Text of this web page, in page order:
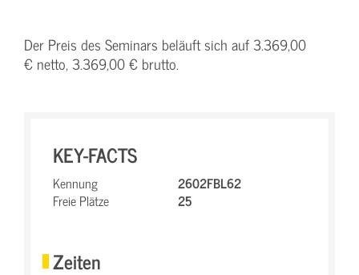
Der Preis des Seminars beläuft sich auf 3.369,00
€ netto, 3.369,00 € brutto.
KEY-FACTS
Kennung
2602FBL62
Freie Plätze
25
Zeiten